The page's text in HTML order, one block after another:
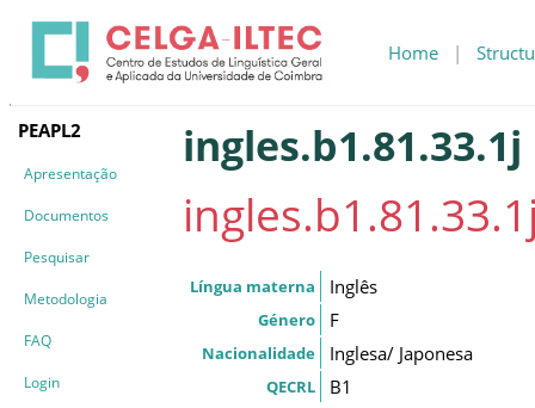
Home |
PEAPL2
Apresentação
Documentos
Pesquisar
Metodologia
FAQ
Login
ingles.b1.81.33.1j
Língua materna Inglês
Género F
Nacionalidade Inglesa/ Japonesa
QECRL B1